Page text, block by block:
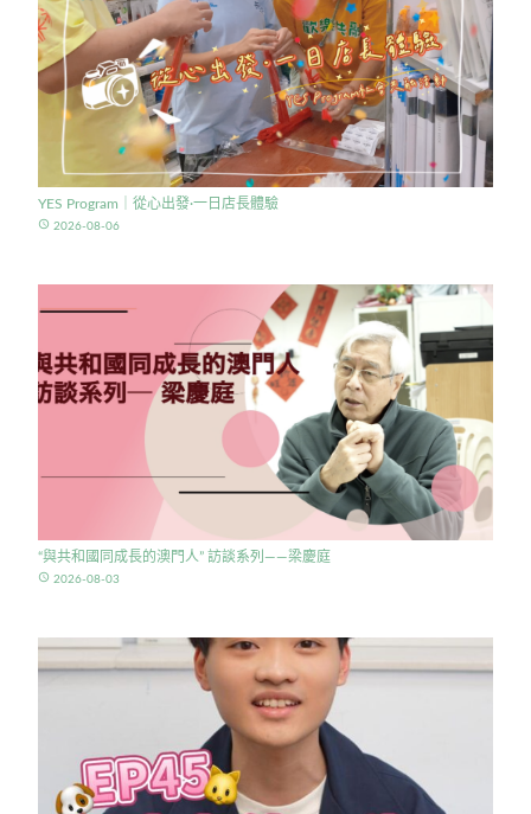
YES Program｜從心出發·一日店長體驗
access_time 2026-08-06
“與共和國同成長的澳門人” 訪談系列——梁慶庭
access_time 2026-08-03